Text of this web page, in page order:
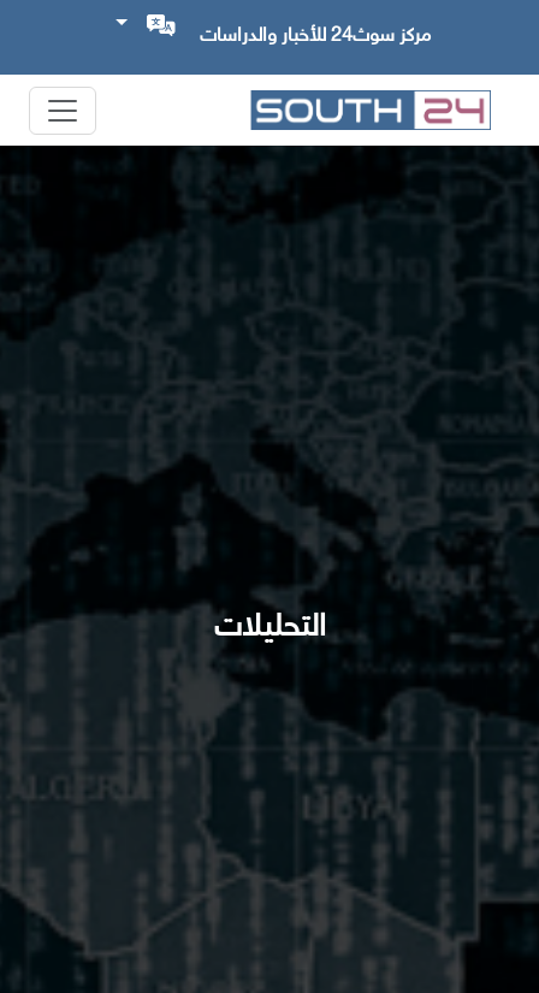
مركز سوث24 للأخبار والدراسات
التحليلات